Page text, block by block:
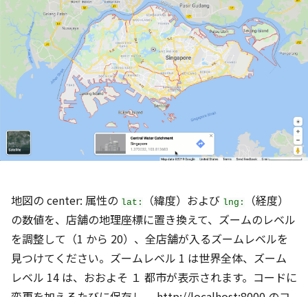
地図の center: 属性の lat: （緯度）および lng:
（経度）
の数値を、店舗の地理座標に置き換えて、ズームのレベル
を調整して（1 から 20）、全店舗が入るズームレベルを
見つけてください。ズームレベル 1 は世界全体、ズーム
レベル 14 は、おおよそ １ 都市が表示されます。コードに